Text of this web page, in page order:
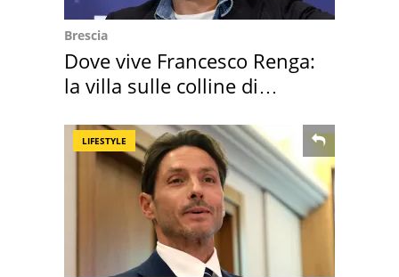
Brescia
Dove vive Francesco Renga:
la villa sulle colline di
LIFESTYLE